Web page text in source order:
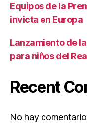
Equipos de la
invicta en Europa
Lanzamiento de
para niños del
Recent
No hay